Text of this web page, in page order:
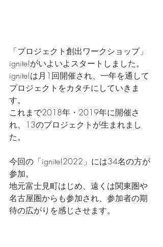
「プロジェクト創出ワークショップ」
ignite!がいよいよスタートしました。
ignite!は月1回開催され、一年を通して
プロジェクトをカタチにしていきま
す。
これまで2018年・2019年に開催さ
れ、13のプロジェクトが生まれまし
た。
今回の「ignite!2022」には34名の方が
参加。
地元富士見町はじめ、遠くは関東圏や
名古屋圏からも参加され、参加者の期
待の広がりを感じさせます。